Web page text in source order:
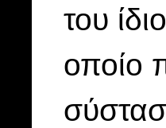
του
οποίο